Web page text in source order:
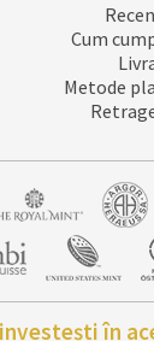
Cum
Metode
în